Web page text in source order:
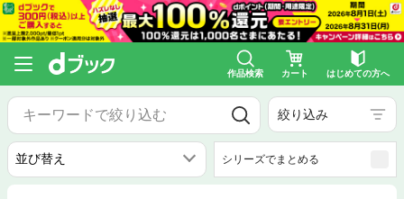
作品検索 カート はじめての方へ
絞り込み
シリーズでまとめる